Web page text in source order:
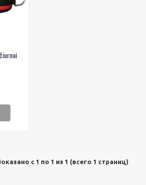
с 1 по 1 из 1 (всего 1 страниц)